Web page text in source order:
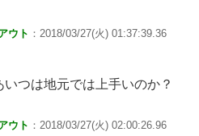
ウト ：2018/03/27(火) 01:37:39.36
つは地元では上手いのか？
ウト ：2018/03/27(火) 02:00:26.96